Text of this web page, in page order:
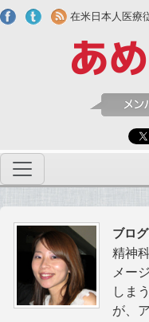
Skip to main content
在米日本人医療
ブロ
精神
メー
しま
が、